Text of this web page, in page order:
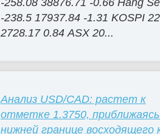
-238.5 17937.84 -1.31 KOSPI
2728.17 0.84 ASX 20...
Анализ USD/CAD: растет к
отметке 1.3750,
нижней границе восходящего